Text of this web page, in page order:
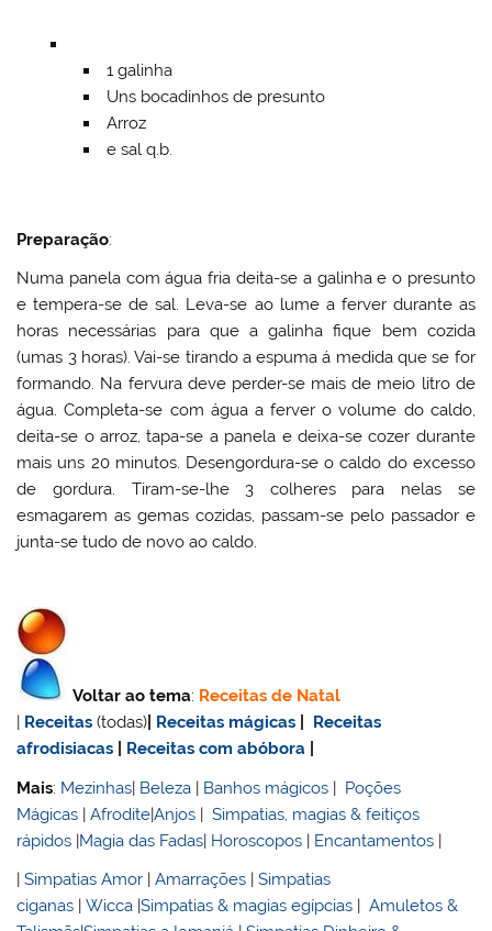
1 galinha
Uns bocadinhos de presunto
Arroz
e sal q.b.
Preparação:
Numa panela com água fria deita-se a galinha e o presunto
e tempera-se de sal. Leva-se ao lume a ferver durante as
horas necessárias para que a galinha fique bem cozida
(umas 3 horas). Vai-se tirando a espuma á medida que se for
formando. Na fervura deve perder-se mais de meio litro de
água. Completa-se com água a ferver o volume do caldo,
deita-se o arroz, tapa-se a panela e deixa-se cozer durante
mais uns 20 minutos. Desengordura-se o caldo do excesso
de gordura. Tiram-se-lhe 3 colheres para nelas se
esmagarem as gemas cozidas, passam-se pelo passador e
junta-se tudo de novo ao caldo.
Voltar ao tema: Receitas de Natal
| Receitas (todas) Receitas mágicas
Receitas
afrodisiacas
Receitas com abóbora
Mais: Mezinhas| Beleza | Banhos mágicos | Poções
Mágicas |Afrodite|Anjos |Simpatias, magias & feitiços
rápidos |Magia das Fadas| Horoscopos | Encantamentos |
|Simpatias Amor |Amarrações |Simpatias
ciganas |Wicca |Simpatias & magias egípcias |Amuletos &